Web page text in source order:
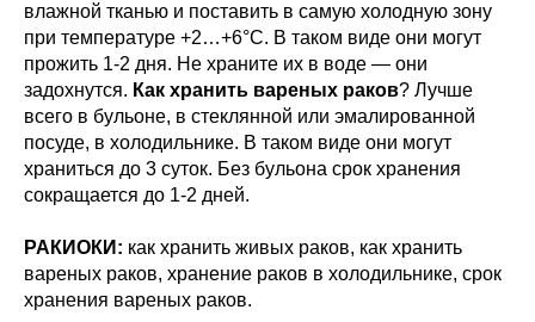
влажной тканью и поставить в самую холодную зону
при температуре +2…+6°C. В таком виде они могут
прожить 1-2 дня. Не храните их в воде — они
задохнутся. Как хранить вареных раков? Лучше
всего в бульоне, в стеклянной или эмалированной
посуде, в холодильнике. В таком виде они могут
храниться до 3 суток. Без бульона срок хранения
сокращается до 1-2 дней.
РАКИОКИ: как хранить живых раков, как хранить
вареных раков, хранение раков в холодильнике, срок
хранения вареных раков.